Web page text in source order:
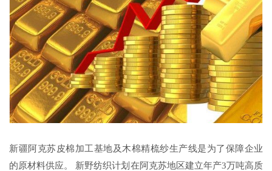
新疆阿克苏皮棉加工基地及木棉精梳纱生产线是为了保障企业
的原材料供应。 新野纺织计划在阿克苏地区建立年产3万吨高质